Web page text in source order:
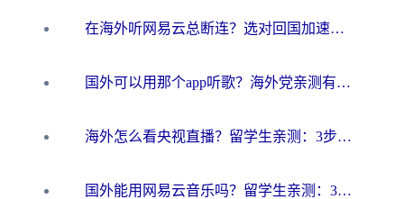
在海外听网易云总断连？选对回国加速器，告别地区限制和卡顿
国外可以用那个app听歌？海外党亲测有效的回国加速方案，轻松听国内音乐听书
海外怎么看央视直播？留学生亲测：3步解决版权限制+追剧自由
国外能用网易云音乐吗？留学生亲测：3步解决海外听歌难题